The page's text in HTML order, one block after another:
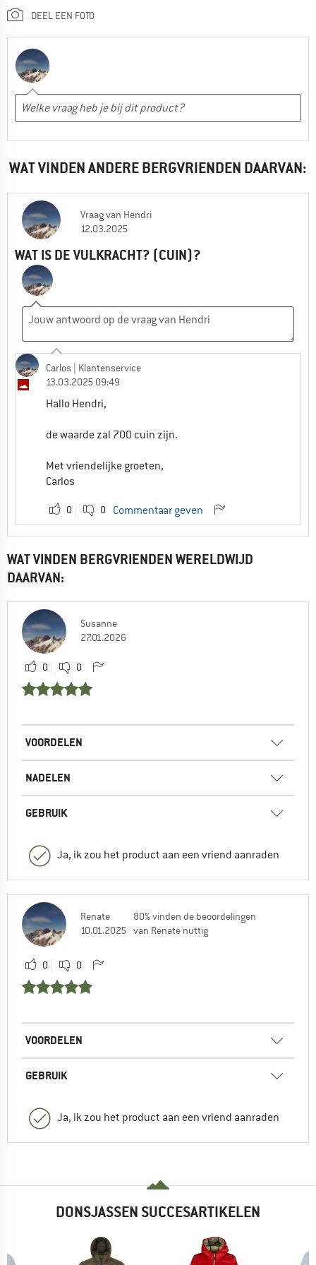
DEEL EEN FOTO
WAT VINDEN ANDERE BERGVRIENDEN DAARVAN:
Vraagvan Hendri
12.03.2025
WAT IS DE VULKRACHT? (CUIN)?
Carlos | Klantenservice
13.03.2025 09:49
Hallo Hendri,
de waarde zal 700 cuin zijn.
Met vriendelijke groeten,
Carlos
0 0 Commentaar geven
WAT VINDEN BERGVRIENDEN WERELDWIJD
DAARVAN:
Susanne
27.01.2026
0 0
VOORDELEN
NADELEN
GEBRUIK
Ja, ik zou het product aan een vriend aanraden
Renate
10.01.2025
80% vinden de beoordelingen
van Renate nuttig
0 0
VOORDELEN
GEBRUIK
Ja, ik zou het product aan een vriend aanraden
DONSJASSEN SUCCESARTIKELEN